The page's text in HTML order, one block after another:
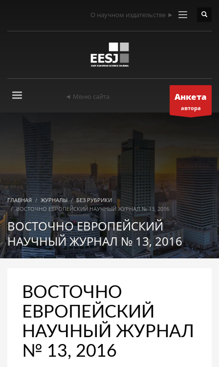
О научном издательстве ►
◄ Меню сайта Анкета
автора
ГЛАВНАЯ ЖУРНАЛЫ
БЕЗ РУБРИКИ
ВОСТОЧНО ЕВРОПЕЙСКИЙ НАУЧНЫЙ ЖУРНАЛ № 13, 2016
ВОСТОЧНО ЕВРОПЕЙСКИЙ
НАУЧНЫЙ ЖУРНАЛ № 13, 2016
ВОСТОЧНО
ЕВРОПЕЙСКИЙ
НАУЧНЫЙ ЖУРНАЛ
№ 13, 2016